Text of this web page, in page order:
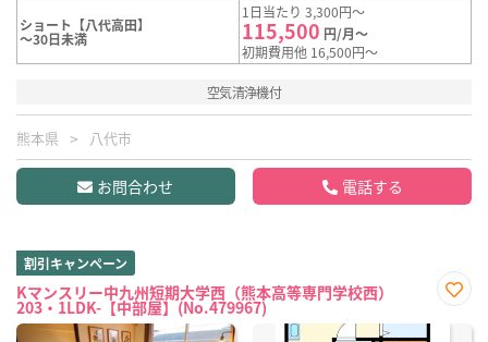
ショート【八代高田】
～30日未満
1日当たり 3,300円～
115,500 円/月～
初期費用他 16,500円～
空気清浄機付
熊本県 八代市
お問合わせ 電話する
割引キャンペーン
Kマンスリー中九州短期大学西（熊本高等専門学校西）
203・1LDK-【中部屋】(No.479967)
に入